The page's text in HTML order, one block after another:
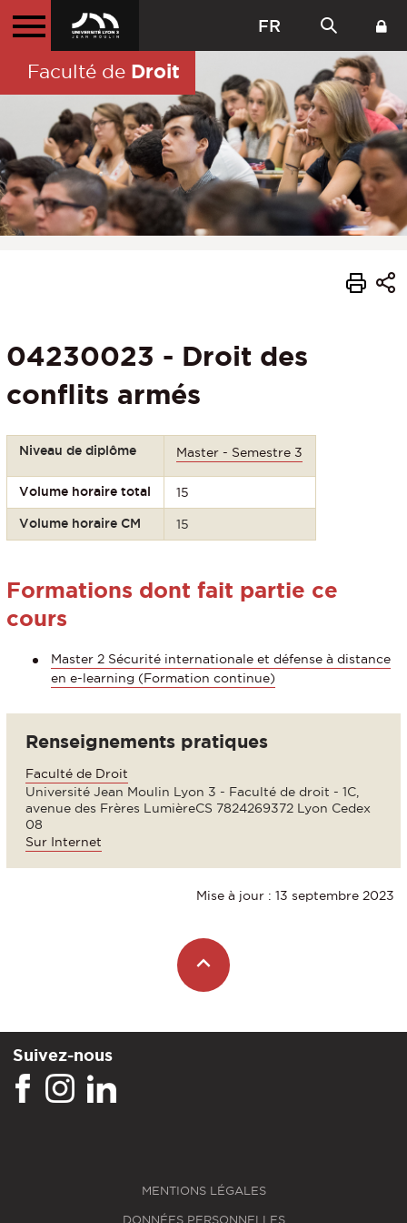
FR
Faculté de Droit
04230023 - Droit des
conflits armés
Niveau de diplôme Master - Semestre 3
Volume horaire total 15
Volume horaire CM 15
Formations dont fait partie ce
cours
Master 2 Sécurité internationale et défense à distance
en e-learning (Formation continue)
Renseignements pratiques
Faculté de Droit
Université Jean Moulin Lyon 3 - Faculté de droit - 1C,
avenue des Frères LumièreCS 7824269372 Lyon Cedex
08
Sur Internet
Mise à jour : 13 septembre 2023
Suivez-nous
MENTIONS LÉGALES
DONNÉES PERSONNELLES